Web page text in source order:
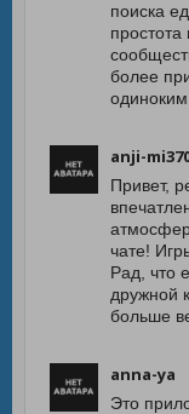
поиска
более
одиноким
anji-
Привет,
чате!
Рад, что
дружной
больше
anna-ya
Это